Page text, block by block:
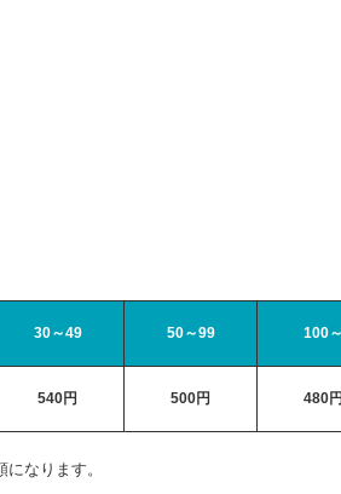
30～49 50～99 100～
540円 500円 480円
なります。